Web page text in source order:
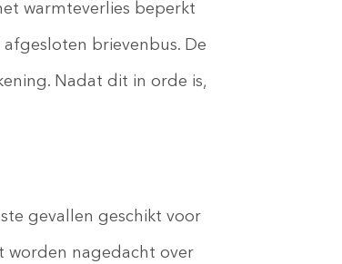
warmteverlies beperkt
brievenbus. De
Nadat dit in orde is,
gevallen geschikt voor
worden nagedacht over